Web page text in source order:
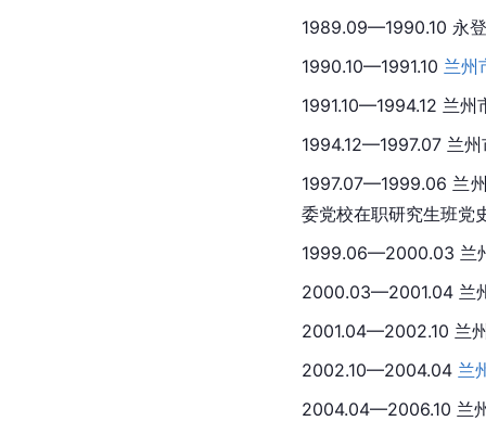
1989.09—1990.10 永
1990.10—1991.10 兰州
1991.10—1994.12 兰州
1994.12—1997.07 兰
1997.07—1999.06 兰
委党校在职研究生班党
1999.06—2000.03 兰
2000.03—2001.04 兰
2001.04—2002.10 兰
2002.10—2004.04 兰
2004.04—2006.10 兰